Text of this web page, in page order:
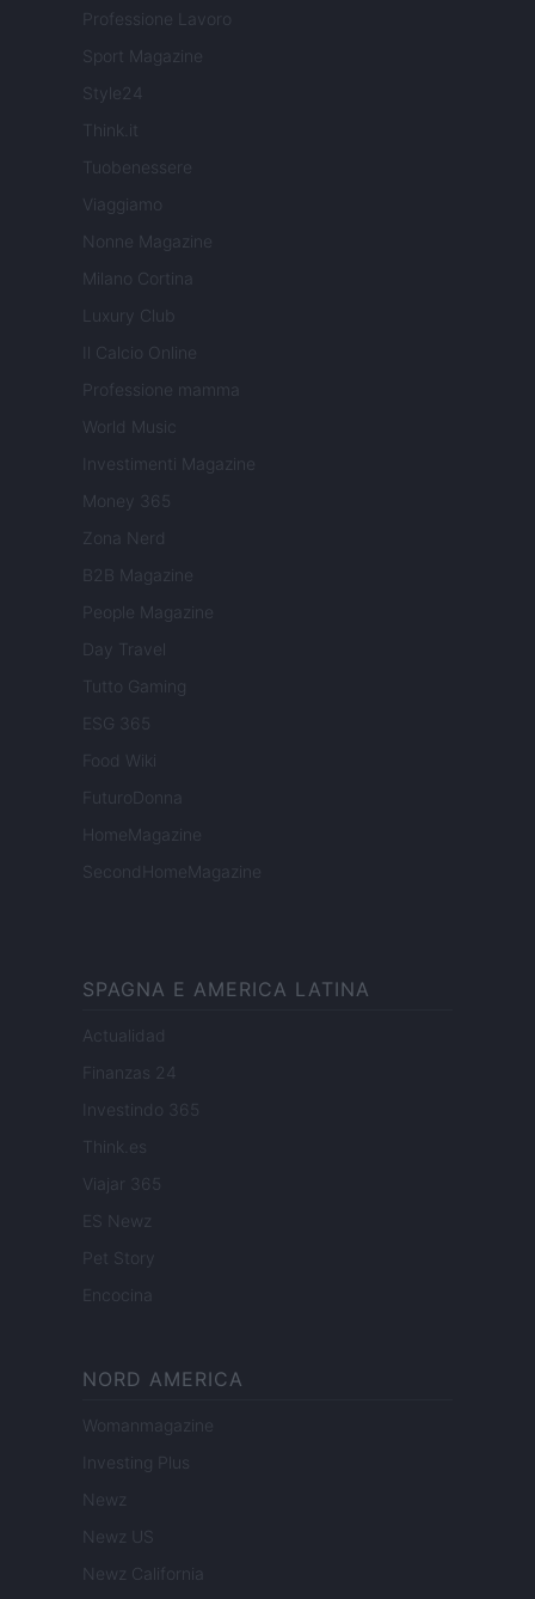
Professione Lavoro
Sport Magazine
Style24
Think.it
Tuobenessere
Viaggiamo
Nonne Magazine
Milano Cortina
Luxury Club
Il Calcio Online
Professione mamma
World Music
Investimenti Magazine
Money 365
Zona Nerd
B2B Magazine
People Magazine
Day Travel
Tutto Gaming
ESG 365
Food Wiki
FuturoDonna
HomeMagazine
SecondHomeMagazine
SPAGNA E AMERICA LATINA
Actualidad
Finanzas 24
Investindo 365
Think.es
Viajar 365
ES Newz
Pet Story
Encocina
NORD AMERICA
Womanmagazine
Investing Plus
Newz
Newz US
Newz California